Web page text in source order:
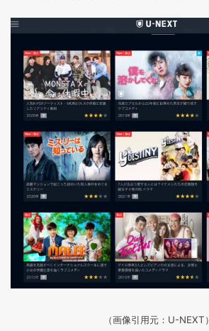
（画像引用元：U-NEXT）